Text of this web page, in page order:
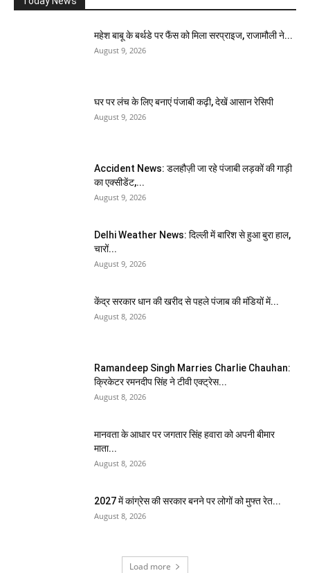
महेश बाबू के बर्थडे पर फैंस को मिला सरप्राइज, राजामौली ने...
August 9, 2026
घर पर लंच के लिए बनाएं पंजाबी कढ़ी, देखें आसान रेसिपी
August 9, 2026
Accident News: डलहौज़ी जा रहे पंजाबी लड़कों की गाड़ी
का एक्सीडेंट,...
August 9, 2026
Delhi Weather News: दिल्ली में बारिश से हुआ बुरा हाल,
चारों...
August 9, 2026
केंद्र सरकार धान की खरीद से पहले पंजाब की मंडियों में...
August 8, 2026
Ramandeep Singh Marries Charlie Chauhan:
क्रिकेटर रमनदीप सिंह ने टीवी एक्ट्रेस...
August 8, 2026
मानवता के आधार पर जगतार सिंह हवारा को अपनी बीमार
माता...
August 8, 2026
2027 में कांग्रेस की सरकार बनने पर लोगों को मुफ्त रेत...
August 8, 2026
Load more